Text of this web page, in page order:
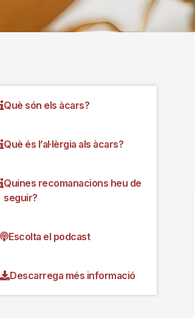
Què són els àcars?
Què és l’al·lèrgia als àcars?
Quines recomanacions heu de
seguir?
Escolta el podcast
Descarrega més informació